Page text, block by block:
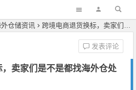
仓储资讯 跨境电商退货换标，卖家们是不是都找海外仓处理的？
卖家们是不是都找海外仓处
发表评论